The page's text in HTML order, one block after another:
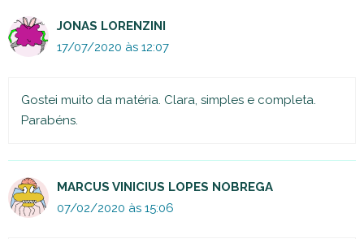
JONAS LORENZINI
17/07/2020 às 12:07
Gostei muito da matéria. Clara, simples e completa.
Parabéns.
MARCUS VINICIUS LOPES NOBREGA
07/02/2020 às 15:06